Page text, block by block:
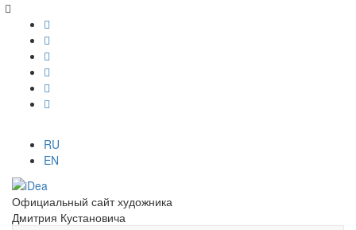
RU
EN
Официальный сайт художника
Дмитрия Кустановича